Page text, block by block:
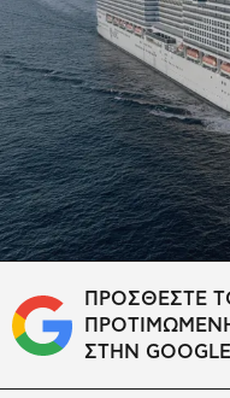
ΠΡΟΣΘΕΣΤΕ ΤΟ
ΣΤΗΝ GOOGLE